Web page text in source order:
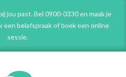
jou past. Bel 0900-0330 en maak je
een belafspraakof boek een online
sessie.